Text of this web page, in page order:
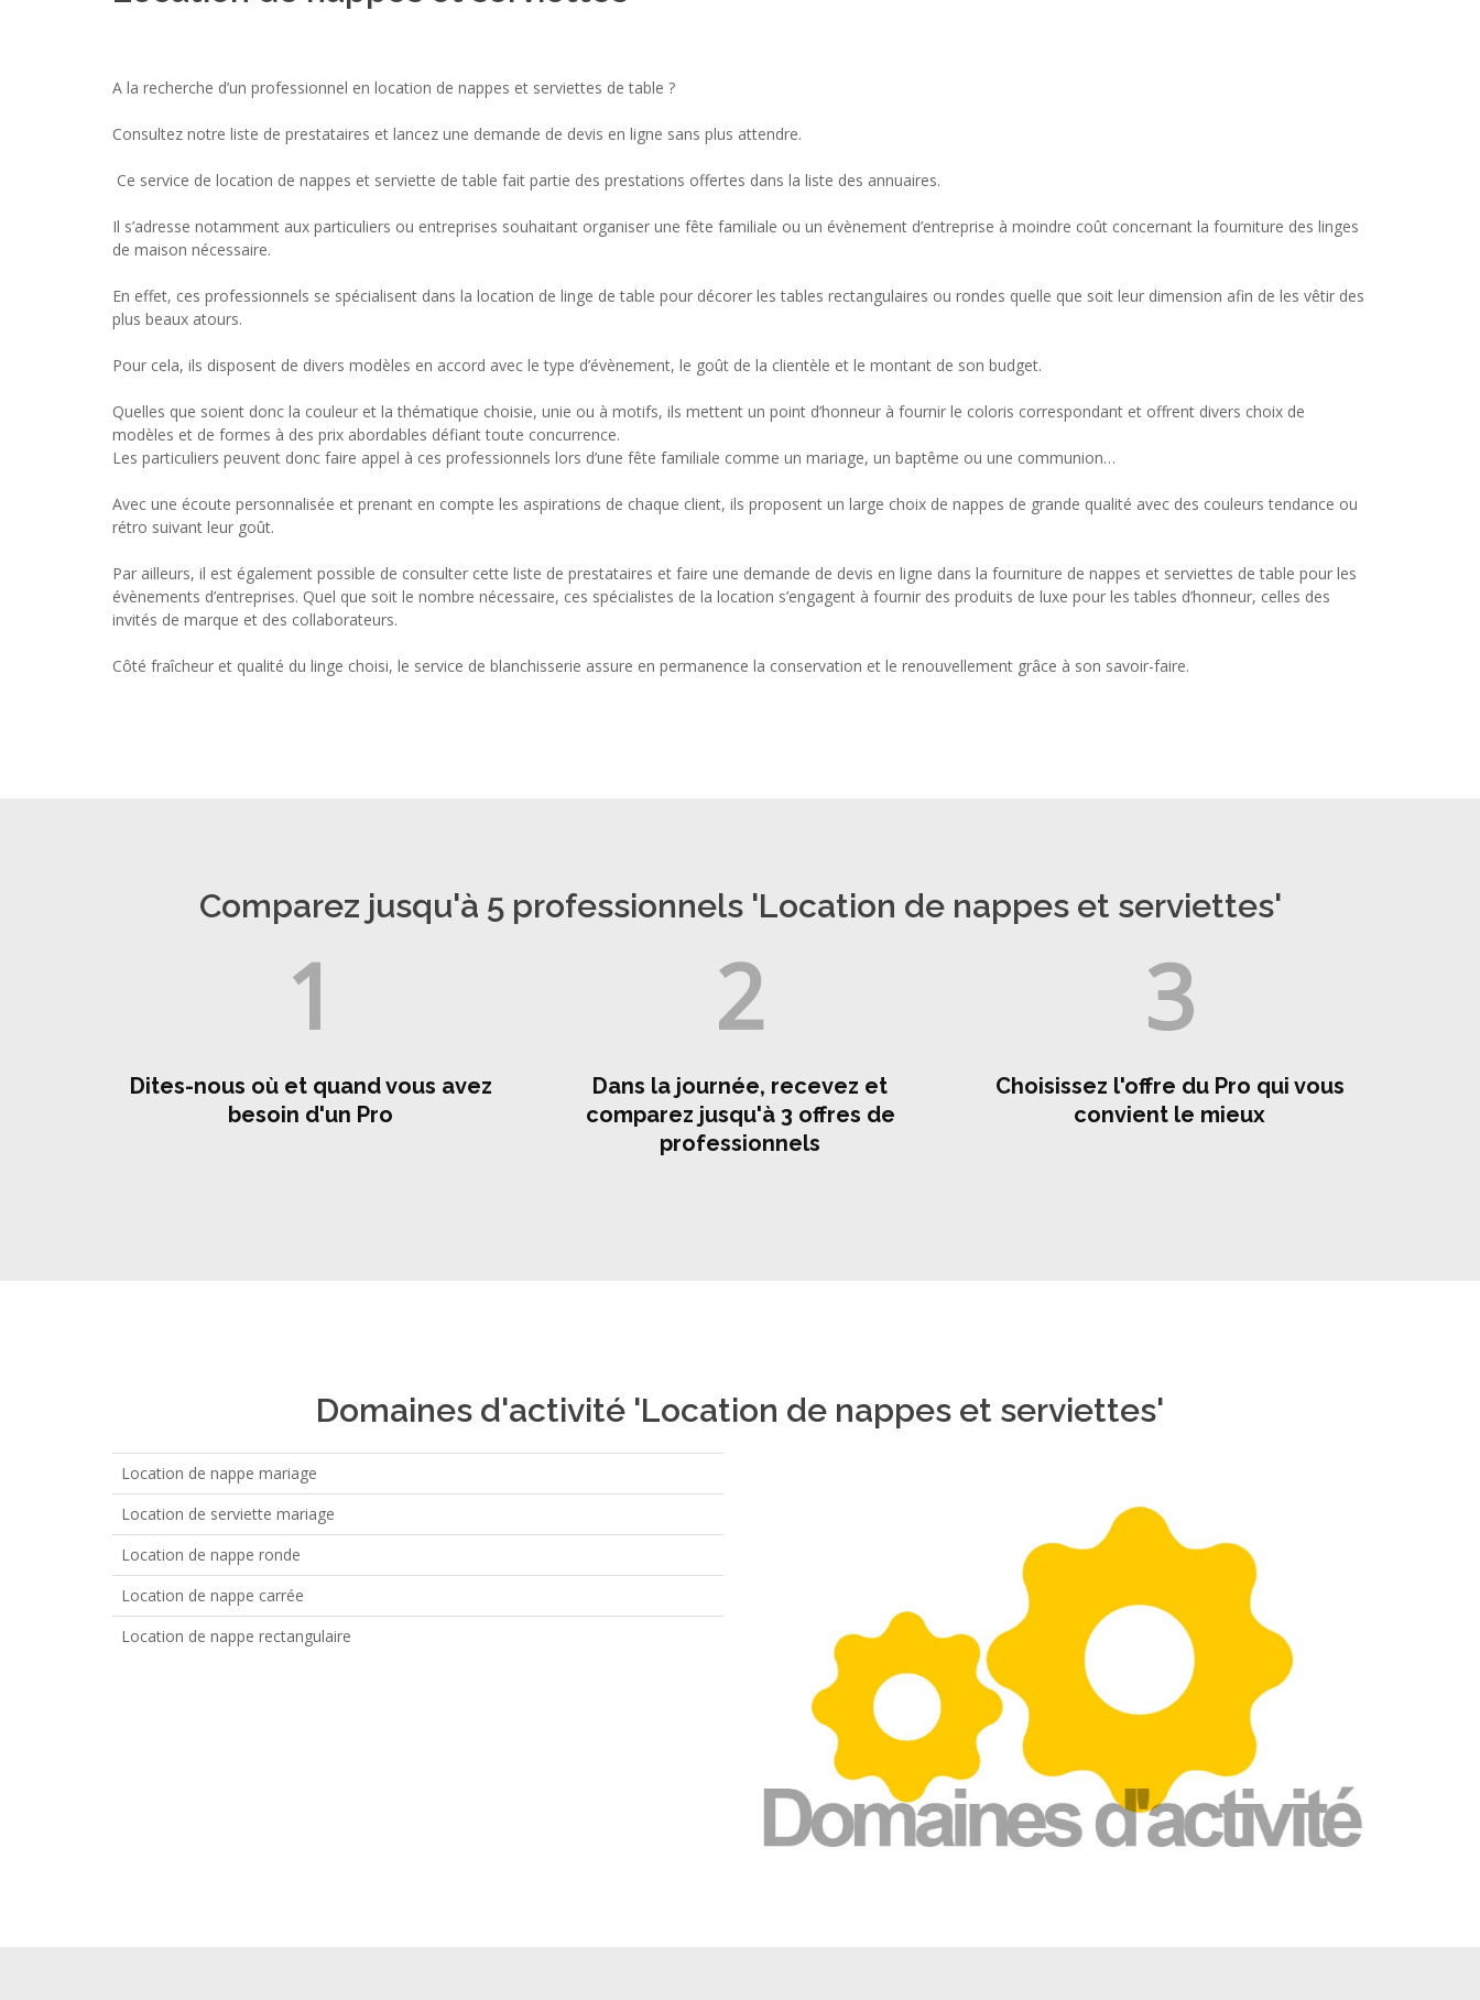
A la recherche d’un professionnel en location de nappes et serviettes de table ?
Consultez notre liste de prestataires et lancez une demande de devis en ligne sans plus attendre.
Ce service de location de nappes et serviette de table fait partie des prestations offertes dans la liste des annuaires.
Il s’adresse notamment aux particuliers ou entreprises souhaitant organiser une fête familiale ou un évènement d’entreprise à moindre coût concernant la fourniture des linges
de maison nécessaire.
En effet, ces professionnels se spécialisent dans la location de linge de table pour décorer les tables rectangulaires ou rondes quelle que soit leur dimension afin de les vêtir des
plus beaux atours.
Pour cela, ils disposent de divers modèles en accord avec le type d’évènement, le goût de la clientèle et le montant de son budget.
Quelles que soient donc la couleur et la thématique choisie, unie ou à motifs, ils mettent un point d’honneur à fournir le coloris correspondant et offrent divers choix de
modèles et de formes à des prix abordables défiant toute concurrence.
Les particuliers peuvent donc faire appel à ces professionnels lors d’une fête familiale comme un mariage, un baptême ou une communion…
Avec une écoute personnalisée et prenant en compte les aspirations de chaque client, ils proposent un large choix de nappes de grande qualité avec des couleurs tendance ou
rétro suivant leur goût.
Par ailleurs, il est également possible de consulter cette liste de prestataires et faire une demande de devis en ligne dans la fourniture de nappes et serviettes de table pour les
évènements d’entreprises. Quel que soit le nombre nécessaire, ces spécialistes de la location s’engagent à fournir des produits de luxe pour les tables d’honneur, celles des
invités de marque et des collaborateurs.
Côté fraîcheur et qualité du linge choisi, le service de blanchisserie assure en permanence la conservation et le renouvellement grâce à son savoir-faire.
Comparez jusqu'à 5 professionnels 'Location de nappes et serviettes'
1
Dites-nous où et quand vous avez
besoin d'un Pro
2
Dans la journée, recevez et
comparez jusqu'à 3 offres de
professionnels
3
Choisissez l'offre du Pro qui vous
convient le mieux
Domaines d'activité 'Location de nappes et serviettes'
Location de nappe mariage
Location de serviette mariage
Location de nappe ronde
Location de nappe carrée
Location de nappe rectangulaire